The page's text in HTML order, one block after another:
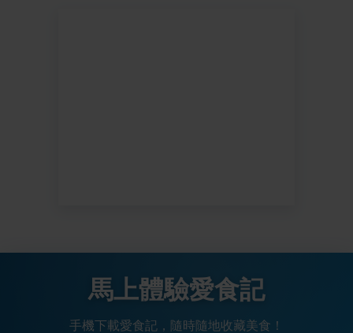
馬上體驗愛食記
手機下載愛食記，隨時隨地收藏美食！